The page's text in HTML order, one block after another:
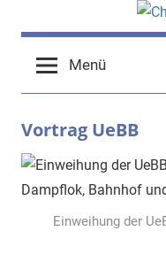
Inhalt
springenchronik-
baeretswil.ch
Menü
Vortrag UeBB
Einweihung der